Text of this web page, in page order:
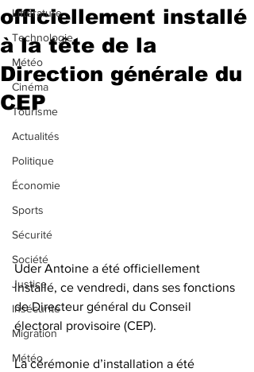
Littérature
Technologie
Météo
Cinéma
Tourisme
Actualités
Politique
Économie
Sports
Sécurité
Société
Justice
Insécurité
Migration
Météo
officiellement installé
à la tête de la
Direction générale du
CEP
Uder Antoine a été officiellement
installé, ce vendredi, dans ses fonctions
de Directeur général du Conseil
électoral provisoire (CEP).
La cérémonie d’installation a été